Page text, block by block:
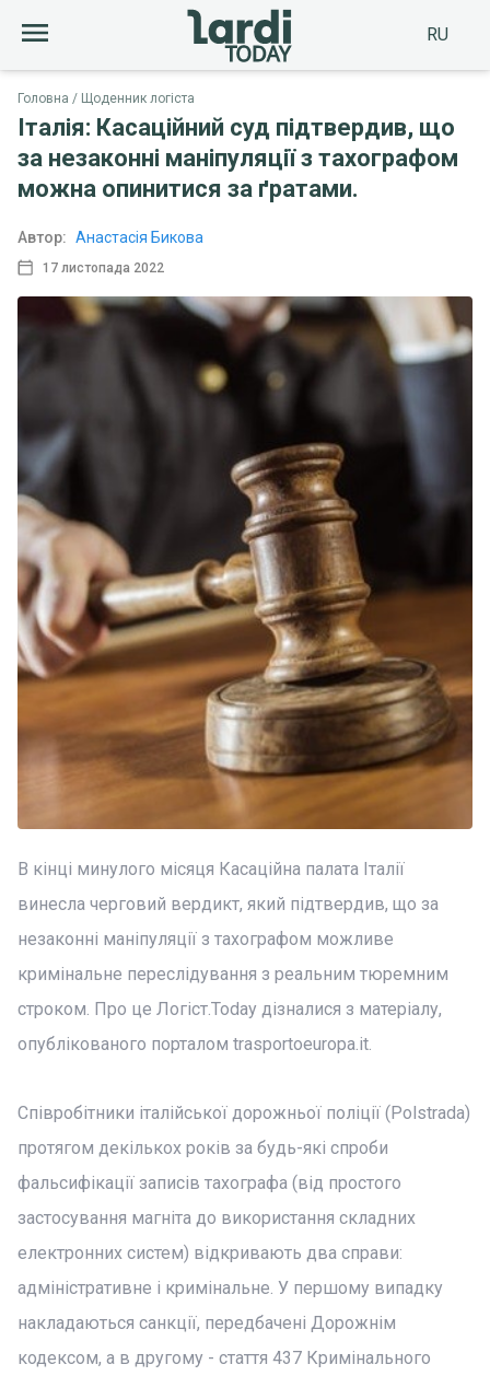
RU
Головна Щоденник логіста
Італія: Касаційний суд підтвердив, що
за незаконні маніпуляції з тахографом
можна опинитися за ґратами.
17 листопада 2022
Автор: Анастасія Бикова
В кінці минулого місяця Касаційна палата Італії
винесла черговий вердикт, який підтвердив, що за
незаконні маніпуляції з тахографом можливе
кримінальне переслідування з реальним тюремним
строком. Про це Логіст.Today дізналися з матеріалу,
опублікованого порталом trasportoeuropa.it.
Співробітники італійської дорожньої поліції (Polstrada)
протягом декількох років за будь-які спроби
фальсифікації записів тахографа (від простого
застосування магніта до використання складних
електронних систем) відкривають два справи:
адміністративне і кримінальне. У першому випадку
накладаються санкції, передбачені Дорожнім
кодексом, а в другому - стаття 437 Кримінального